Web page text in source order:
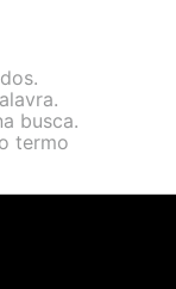
incluindo,
em nossa
busca.
termo